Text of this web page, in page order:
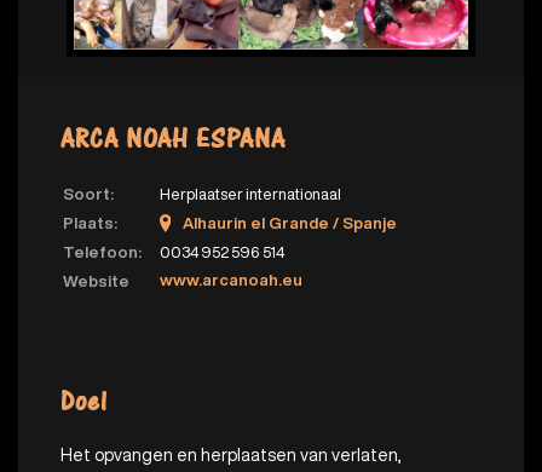
ARCA NOAH ESPANA
Soort:
Herplaatser internationaal
Plaats:
Alhaurin el Grande / Spanje
Telefoon:
0034 952 596 514
Website
www.arcanoah.eu
Doel
Het opvangen en herplaatsen van verlaten,